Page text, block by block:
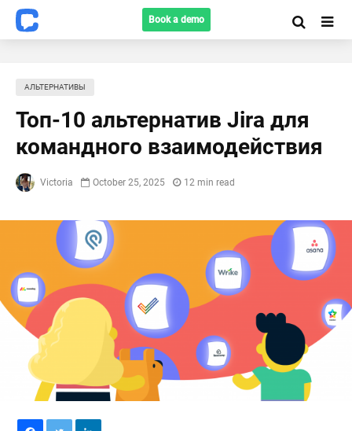
Book a demo
АЛЬТЕРНАТИВЫ
Топ-10 альтернатив Jira для
командного взаимодействия
Victoria October 25, 2025 12 min read